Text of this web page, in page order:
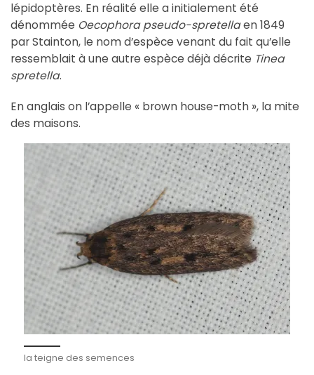
lépidoptères. En réalité elle a initialement été
dénommée Oecophora pseudo-spretellaen 1849
par Stainton, le nom d’espèce venant du fait qu’elle
ressemblait à une autre espèce déjà décrite Tinea
spretella.
En anglais on l’appelle « brown house-moth », la mite
des maisons.
la teigne des semences